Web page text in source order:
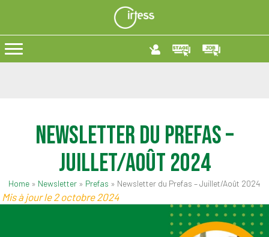
Newsletter du Prefas –
Juillet/Août 2024
Home » Newsletter » Prefas » Newsletter du Prefas – Juillet/Août 2024
Mis à jour le 2 octobre 2024